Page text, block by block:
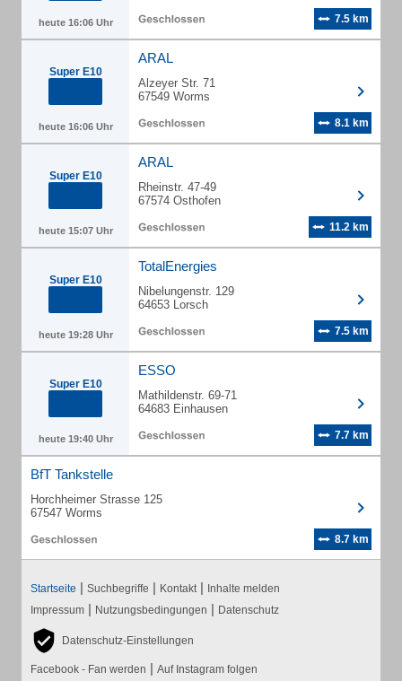
heute 16:06 Uhr 7.5 km
Super E10
heute 16:06 Uhr
ARAL
Alzeyer Str. 71
67549 Worms
8.1 km
Super E10
heute 15:07 Uhr
ARAL
Rheinstr. 47-49
67574 Osthofen
11.2 km
Super E10
heute 19:28 Uhr
TotalEnergies
Nibelungenstr. 129
64653 Lorsch
7.5 km
Super E10
heute 19:40 Uhr
ESSO
Mathildenstr. 69-71
64683 Einhausen
7.7 km
BfT Tankstelle
Horchheimer Strasse 125
67547 Worms
8.7 km
Startseite | Suchbegriffe | Kontakt | Inhalte melden
Impressum | Nutzungsbedingungen | Datenschutz
Datenschutz-Einstellungen
Facebook - Fan werden | Auf Instagram folgen